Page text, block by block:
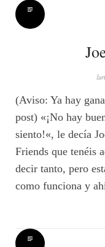
(Aviso: Ya hay
post) «¡No hay
siento!«, le decía
Friends que tenéis
decir tanto, pero
como funciona y